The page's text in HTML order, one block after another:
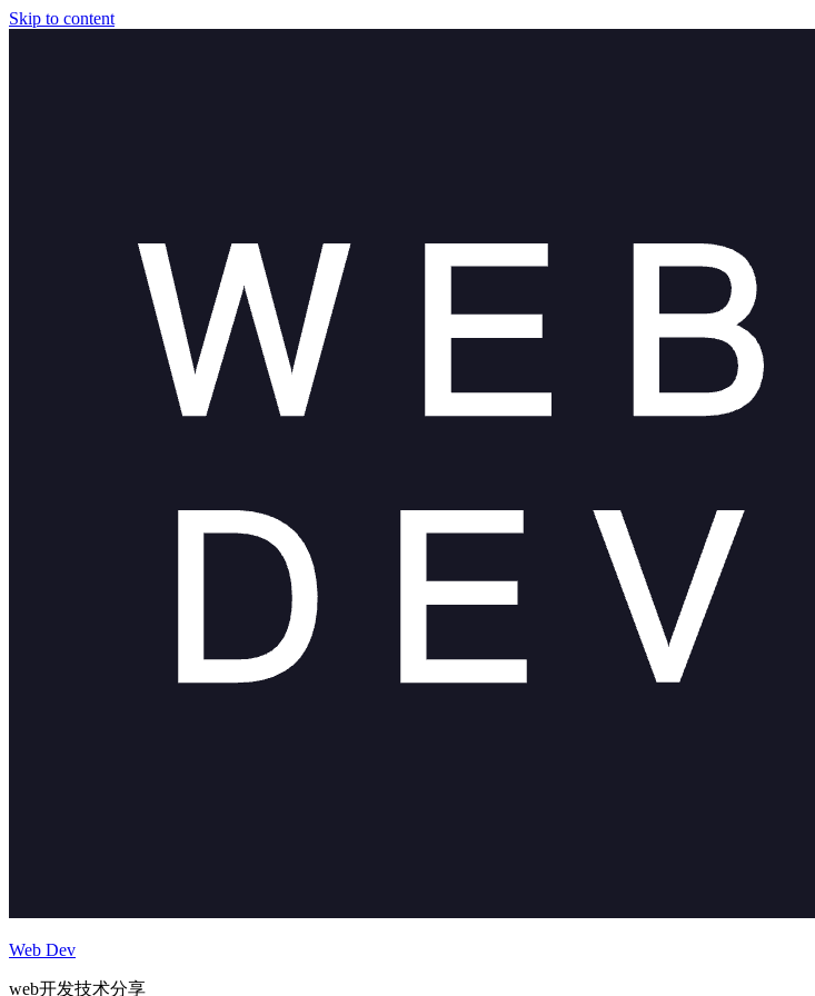
Skip to content
Web Dev
web开发技术分享